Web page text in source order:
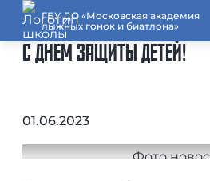
ГБУ ДО «Московская академия
лыжных гонок и биатлона»
С ДНЕМ ЗАЩИТЫ ДЕТЕЙ!
01.06.2023